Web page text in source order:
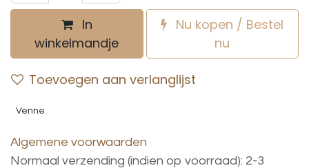
In
winkelmandje
Nu kopen / Bestel
nu
Toevoegen aan verlanglijst
Venne
Algemene voorwaarden
Normaal verzending (indien op voorraad): 2-3